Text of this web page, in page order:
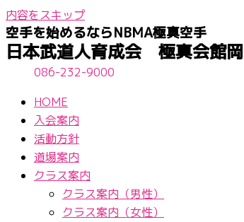
内容をスキップ
空手を始めるならNBМA極真空手
日本武道人育成会 極真会館
086-232-9000
HOME
入会案内
活動方針
道場案内
クラス案内
クラス案内（男性）
クラス案内（女性）